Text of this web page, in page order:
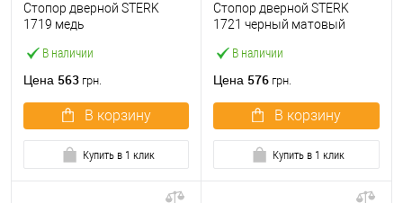
В наличии
Стопор дверной STERK
1719 медь
Цена 563 грн.
В корзину
Купить в 1 клик
В наличии
Стопор дверной STERK
1721 черный матовый
Цена 576 грн.
В корзину
Купить в 1 клик